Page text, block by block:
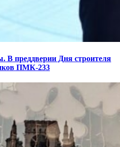
В преддверии Дня строителя
ПМК-233